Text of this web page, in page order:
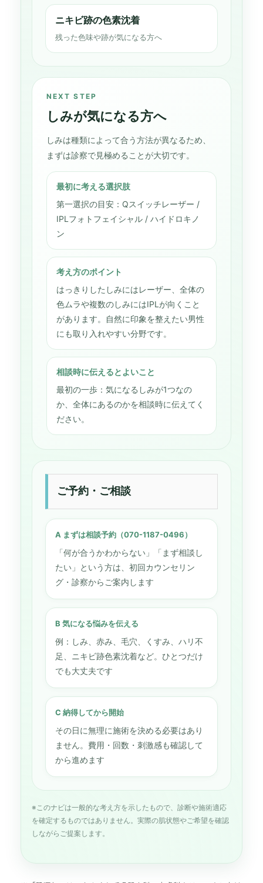
ニキビ跡の色素沈着
残った色味や跡が気になる方へ
NEXT STEP
しみが気になる方へ
しみは種類によって合う方法が異なるため、
まずは診察で見極めることが大切です。
最初に考える選択肢
第一選択の目安：Qスイッチレーザー /
IPLフォトフェイシャル / ハイドロキノ
ン
考え方のポイント
はっきりしたしみにはレーザー、全体の
色ムラや複数のしみにはIPLが向くこと
があります。自然に印象を整えたい男性
にも取り入れやすい分野です。
相談時に伝えるとよいこと
最初の一歩：気になるしみが1つなの
か、全体にあるのかを相談時に伝えてく
ださい。
ご予約・ご相談
A まずは相談予約（070-1187-0496）
「何が合うかわからない」「まず相談し
たい」という方は、初回カウンセリン
グ・診察からご案内します
B 気になる悩みを伝える
例：しみ、赤み、毛穴、くすみ、ハリ不
足、ニキビ跡色素沈着など。ひとつだけ
でも大丈夫です
C 納得してから開始
その日に無理に施術を決める必要はあり
ません。費用・回数・刺激感も確認して
から進めます
※このナビは一般的な考え方を示したもので、診断や施術適応
を確定するものではありません。実際の肌状態やご希望を確認
しながらご提案します。